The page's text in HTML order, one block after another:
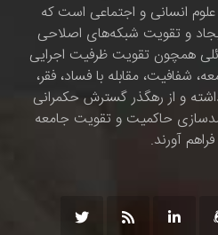
انسانی و اجتماعی است که
و تقویت شبکه‌های اصلاحی
همچون تقویت ظرفیت اجرایی
شفافیت، مقابله با فساد، فقر،
و از رهگذر گسترش حکمرانی
حاکمیت و تقویت جامعه
آورند.